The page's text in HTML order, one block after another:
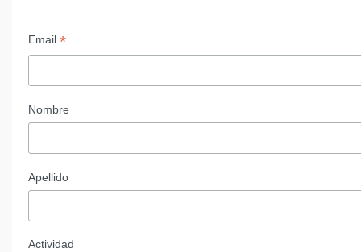
Email *
Nombre
Apellido
Actividad